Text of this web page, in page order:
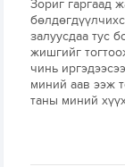
Зориг гаргаад
залуусдаа тус
жишгийг
чинь
миний аав ээж
таны миний